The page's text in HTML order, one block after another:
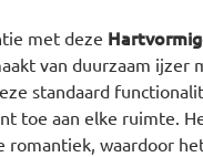
met deze
van duurzaam ijzer
standaard
toe aan elke ruimte.
waardoor